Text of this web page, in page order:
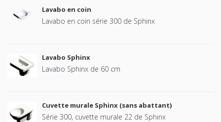
Lavabo en coin
Lavabo en coin série 300 de Sphinx
Lavabo Sphinx
Lavabo Sphinx de 60 cm
Cuvette murale Sphinx (sans abattant)
Série 300, cuvette murale 22 de Sphinx